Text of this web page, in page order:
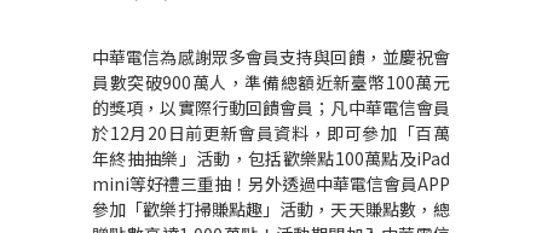
中華電信為感謝眾多會員支持與回饋，並慶祝會
員數突破900萬人，準備總額近新臺幣100萬元
的獎項，以實際行動回饋會員；凡中華電信會員
於12月20日前更新會員資料，即可參加「百萬
年終抽抽樂」活動，包括歡樂點100萬點及iPad
mini等好禮三重抽！另外透過中華電信會員APP
參加「歡樂打掃賺點趣」活動，天天賺點數，總